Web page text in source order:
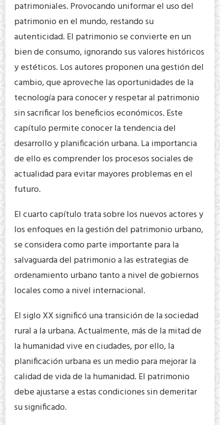
patrimoniales. Provocando uniformar el uso del
patrimonio en el mundo, restando su
autenticidad. El patrimonio se convierte en un
bien de consumo, ignorando sus valores históricos
y estéticos. Los autores proponen una gestión del
cambio, que aproveche las oportunidades de la
tecnología para conocer y respetar al patrimonio
sin sacrificar los beneficios económicos. Este
capítulo permite conocer la tendencia del
desarrollo y planificación urbana. La importancia
de ello es comprender los procesos sociales de
actualidad para evitar mayores problemas en el
futuro.
El cuarto capítulo trata sobre los nuevos actores y
los enfoques en la gestión del patrimonio urbano,
se considera como parte importante para la
salvaguarda del patrimonio a las estrategias de
ordenamiento urbano tanto a nivel de gobiernos
locales como a nivel internacional.
El siglo XX significó una transición de la sociedad
rural a la urbana. Actualmente, más de la mitad de
la humanidad vive en ciudades, por ello, la
planificación urbana es un medio para mejorar la
calidad de vida de la humanidad. El patrimonio
debe ajustarse a estas condiciones sin demeritar
su significado.